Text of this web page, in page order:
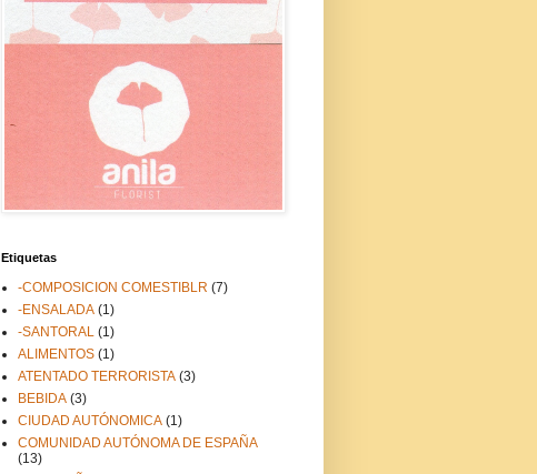
Etiquetas
-COMPOSICION COMESTIBLR (7)
-ENSALADA (1)
-SANTORAL (1)
ALIMENTOS (1)
ATENTADO TERRORISTA (3)
BEBIDA (3)
CIUDAD AUTÓNOMICA (1)
COMUNIDAD AUTÓNOMA DE ESPAÑA
(13)